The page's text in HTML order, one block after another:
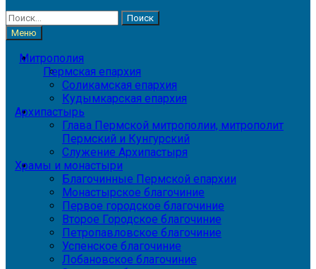
Найти:
Меню
Митрополия
Пермская епархия
Соликамская епархия
Кудымкарская епархия
Архипастырь
Глава Пермской митрополии, митрополит
Пермский и Кунгурский
Служение Архипастыря
Храмы и монастыри
Благочинные Пермской епархии
Монастырское благочиние
Первое городское благочиние
Второе Городское благочиние
Петропавловское благочиние
Успенское благочиние
Лобановское благочиние